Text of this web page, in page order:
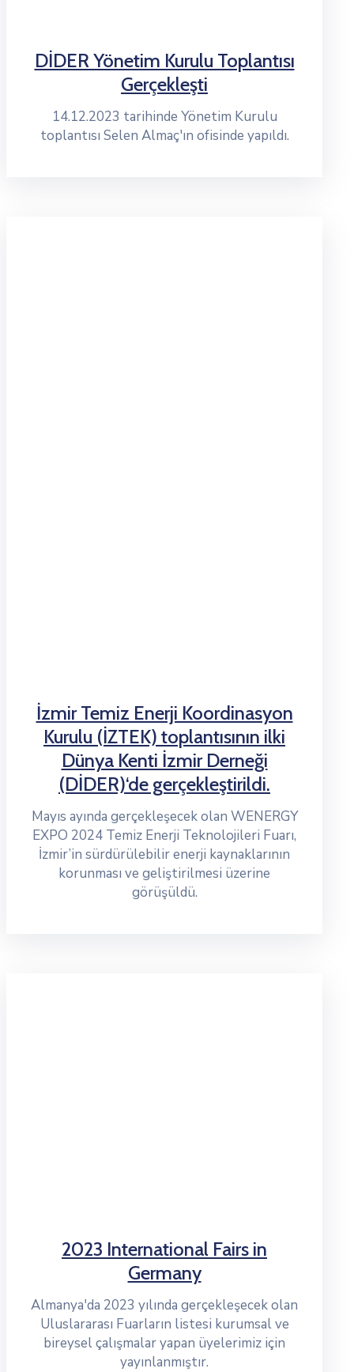
DİDER Yönetim Kurulu Toplantısı
Gerçekleşti
14.12.2023 tarihinde Yönetim Kurulu
toplantısı Selen Almaç'ın ofisinde yapıldı.
İzmir Temiz Enerji Koordinasyon
Kurulu (İZTEK) toplantısının ilki
Dünya Kenti İzmir Derneği
(DİDER)‘de gerçekleştirildi.
Mayıs ayında gerçekleşecek olan WENERGY
EXPO 2024 Temiz Enerji Teknolojileri Fuarı,
İzmir’in sürdürülebilir enerji kaynaklarının
korunması ve geliştirilmesi üzerine
görüşüldü.
2023 International Fairs in
Germany
Almanya'da 2023 yılında gerçekleşecek olan
Uluslararası Fuarların listesi kurumsal ve
bireysel çalışmalar yapan üyelerimiz için
yayınlanmıştır.